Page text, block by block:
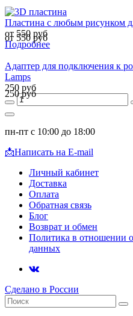
Пластина с любым рисунком
от 550 руб
от 550 руб
Подробнее
Адаптер для подключения к
Lamps
250 руб
250 руб
пн-пт с 10:00 до 18:00
📩Написать на E-mail
Личный кабинет
Доставка
Оплата
Обратная связь
Блог
Возврат и обмен
Политика в отношении
данных
Сделано в России